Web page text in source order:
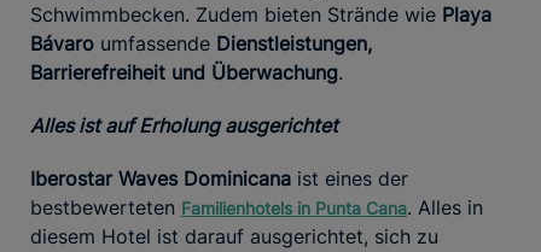
Schwimmbecken. Zudem bieten Strände wie Playa
Bávaro umfassende Dienstleistungen,
Barrierefreiheit und Überwachung.
Alles ist auf Erholung ausgerichtet
Iberostar Waves Dominicana ist eines der
bestbewerteten Familienhotels in Punta Cana. Alles in
diesem Hotel ist darauf ausgerichtet, sich zu